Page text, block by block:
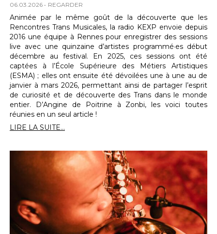
06.03.2026 REGARDER
Animée par le même goût de la découverte que les
Rencontres Trans Musicales, la radio KEXP envoie depuis
2016 une équipe à Rennes pour enregistrer des sessions
live avec une quinzaine d’artistes programmé·es début
décembre au festival. En 2025, ces sessions ont été
captées à l’École Supérieure des Métiers Artistiques
(ESMA) ; elles ont ensuite été dévoilées une à une au de
janvier à mars 2026, permettant ainsi de partager l’esprit
de curiosité et de découverte des Trans dans le monde
entier. D’Angine de Poitrine à Zonbi, les voici toutes
réunies en un seul article !
LIRE LA SUITE...